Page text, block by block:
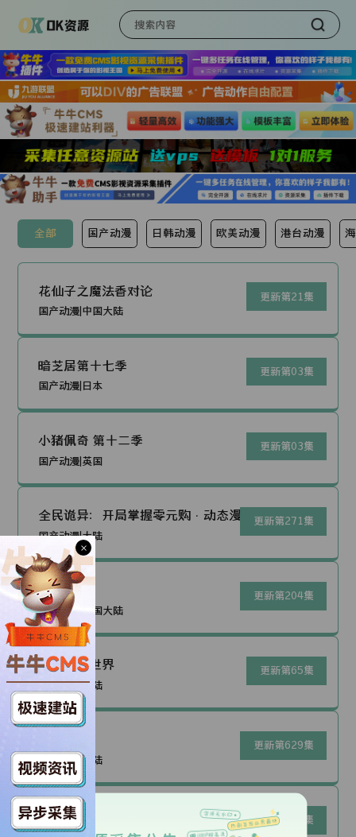
全部 国产动漫 日韩动漫 欧美动漫 港台动漫
花仙子之魔法香对论
国产动漫|中国大陆
更新第21集
暗芝居第十七季
国产动漫|日本
更新第03集
小猪佩奇 第十二季
国产动漫|英国
更新第03集
全民诡异：开局掌握零元购·动态漫画
国产动漫|大陆
更新第271集
灵武大陆
国产动漫|中国大陆
更新第204集
开心锤锤世界
国产动漫|大陆
更新第65集
国产动漫|大陆
更新第629集
苏东坡与杭州的故事
国产动漫|中国大陆
更新第17集
×